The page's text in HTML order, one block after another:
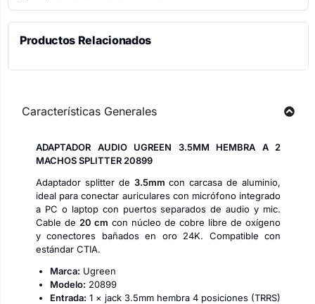
Productos Relacionados
Características Generales
ADAPTADOR AUDIO UGREEN 3.5MM HEMBRA A 2
MACHOS SPLITTER 20899
Adaptador splitter de 3.5mm con carcasa de aluminio,
ideal para conectar auriculares con micrófono integrado
a PC o laptop con puertos separados de audio y mic.
Cable de 20 cm con núcleo de cobre libre de oxígeno
y conectores bañados en oro 24K. Compatible con
estándar CTIA.
Marca: Ugreen
Modelo: 20899
Entrada: 1 × jack 3.5mm hembra 4 posiciones (TRRS)